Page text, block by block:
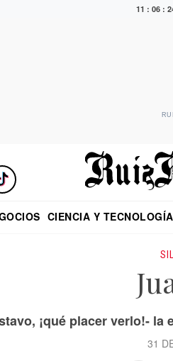
11 : 06 :
CIENCIA Y TECNOLOGÍA
¡qué placer verlo!-
31